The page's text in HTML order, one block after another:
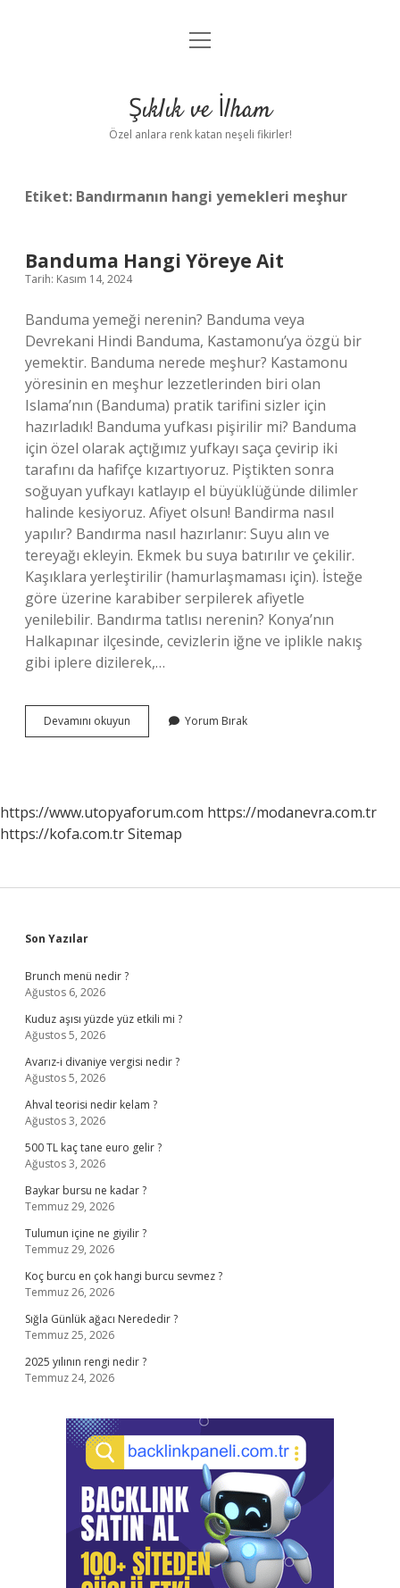
Anasayfa
Yasal Uyarı
menüyü
Şıklık ve İlham
Özel anlara renk katan neşeli fikirler!
Etiket: Bandırmanın hangi yemekleri meşhur
Banduma Hangi Yöreye Ait
Tarih: Kasım 14, 2024
Banduma yemeği nerenin? Banduma veya
Devrekani Hindi Banduma, Kastamonu’ya özgü bir
yemektir. Banduma nerede meşhur? Kastamonu
yöresinin en meşhur lezzetlerinden biri olan
Islama’nın (Banduma) pratik tarifini sizler için
hazırladık! Banduma yufkası pişirilir mi? Banduma
için özel olarak açtığımız yufkayı saça çevirip iki
tarafını da hafifçe kızartıyoruz. Piştikten sonra
soğuyan yufkayı katlayıp el büyüklüğünde dilimler
halinde kesiyoruz. Afiyet olsun! Bandirma nasıl
yapılır? Bandırma nasıl hazırlanır: Suyu alın ve
tereyağı ekleyin. Ekmek bu suya batırılır ve çekilir.
Kaşıklara yerleştirilir (hamurlaşmaması için). İsteğe
göre üzerine karabiber serpilerek afiyetle
yenilebilir. Bandırma tatlısı nerenin? Konya’nın
Halkapınar ilçesinde, cevizlerin iğne ve iplikle nakış
gibi iplere dizilerek,…
Devamını okuyun Banduma
Hangi
Yorum Bırak
https://www.utopyaforum.com https://modanevra.com.tr
https://kofa.com.trSitemap
Sidebar
Son Yazılar
Brunch menü nedir ?
Ağustos 6, 2026
Kuduz aşısı yüzde yüz etkili mi ?
Ağustos 5, 2026
Avarız-i divaniye vergisi nedir ?
Ağustos 5, 2026
Ahval teorisi nedir kelam ?
Ağustos 3, 2026
500 TL kaç tane euro gelir ?
Ağustos 3, 2026
Baykar bursu ne kadar ?
Temmuz 29, 2026
Tulumun içine ne giyilir ?
Temmuz 29, 2026
Koç burcu en çok hangi burcu sevmez ?
Temmuz 26, 2026
Sığla Günlük ağacı Nerededir ?
Temmuz 25, 2026
2025 yılının rengi nedir ?
Temmuz 24, 2026